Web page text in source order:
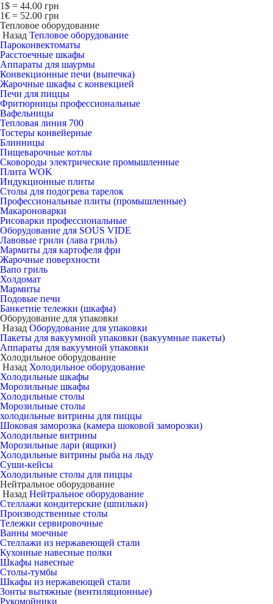
1$ = 44.00 грн
1€ = 52.00 грн
Тепловое оборудование
Назад Тепловое оборудование
Пароконвектоматы
Расcтоечные шкафы
Аппараты для шаурмы
Конвекционные печи (выпечка)
Жарочные шкафы с конвекцией
Печи для пиццы
Фритюрницы профессиональные
Вафельницы
Тепловая линия 700
Тостеры конвейерные
Блинницы
Пищеварочные котлы
Сковороды электрические промышленные
Плита WOK
Индукционные плиты
Столы для подогрева тарелок
Профессиональные плиты (промышленные)
Макароноварки
Рисоварки профессиональные
Оборудование для SOUS VIDE
Лавовые грили (лава гриль)
Мармиты для картофеля фри
Жарочные поверхности
Вапо гриль
Холдомат
Мармиты
Подовые печи
Банкетніе тележки (шкафы)
Оборудование для упаковки
Назад Оборудование для упаковки
Пакеты для вакуумной упаковки (вакуумные пакеты)
Аппараты для вакуумной упаковки
Холодильное оборудование
Назад Холодильное оборудование
Холодильные шкафы
Морозильные шкафы
Холодильные столы
Морозильные столы
холодильные витрины для пиццы
Шоковая заморозка (камера шоковой заморозки)
Холодильные витрины
Морозильные лари (ящики)
Холодильные витрины рыба на льду
Суши-кейсы
Холодильные столы для пиццы
Нейтральное оборудование
Назад Нейтральное оборудование
Стеллажи кондитерские (шпильки)
Производственные столы
Тележки сервировочные
Ванны моечные
Стеллажи из нержавеющей стали
Кухонные навесные полки
Шкафы навесные
Столы-тумбы
Шкафы из нержавеющей стали
Зонты вытяжные (вентиляционные)
Рукомойники